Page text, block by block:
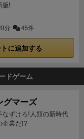
版!
分 45件
に追加する
ドゲーム
グマーズ
なずけろ!人類の新時代
企業だ!?